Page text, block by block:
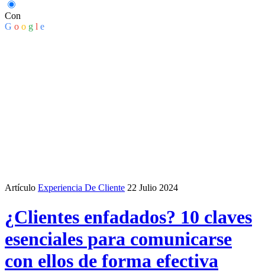
Con
G o o g l e
Artículo Experiencia De Cliente 22 Julio 2024
¿Clientes enfadados? 10 claves
esenciales para comunicarse
con ellos de forma efectiva